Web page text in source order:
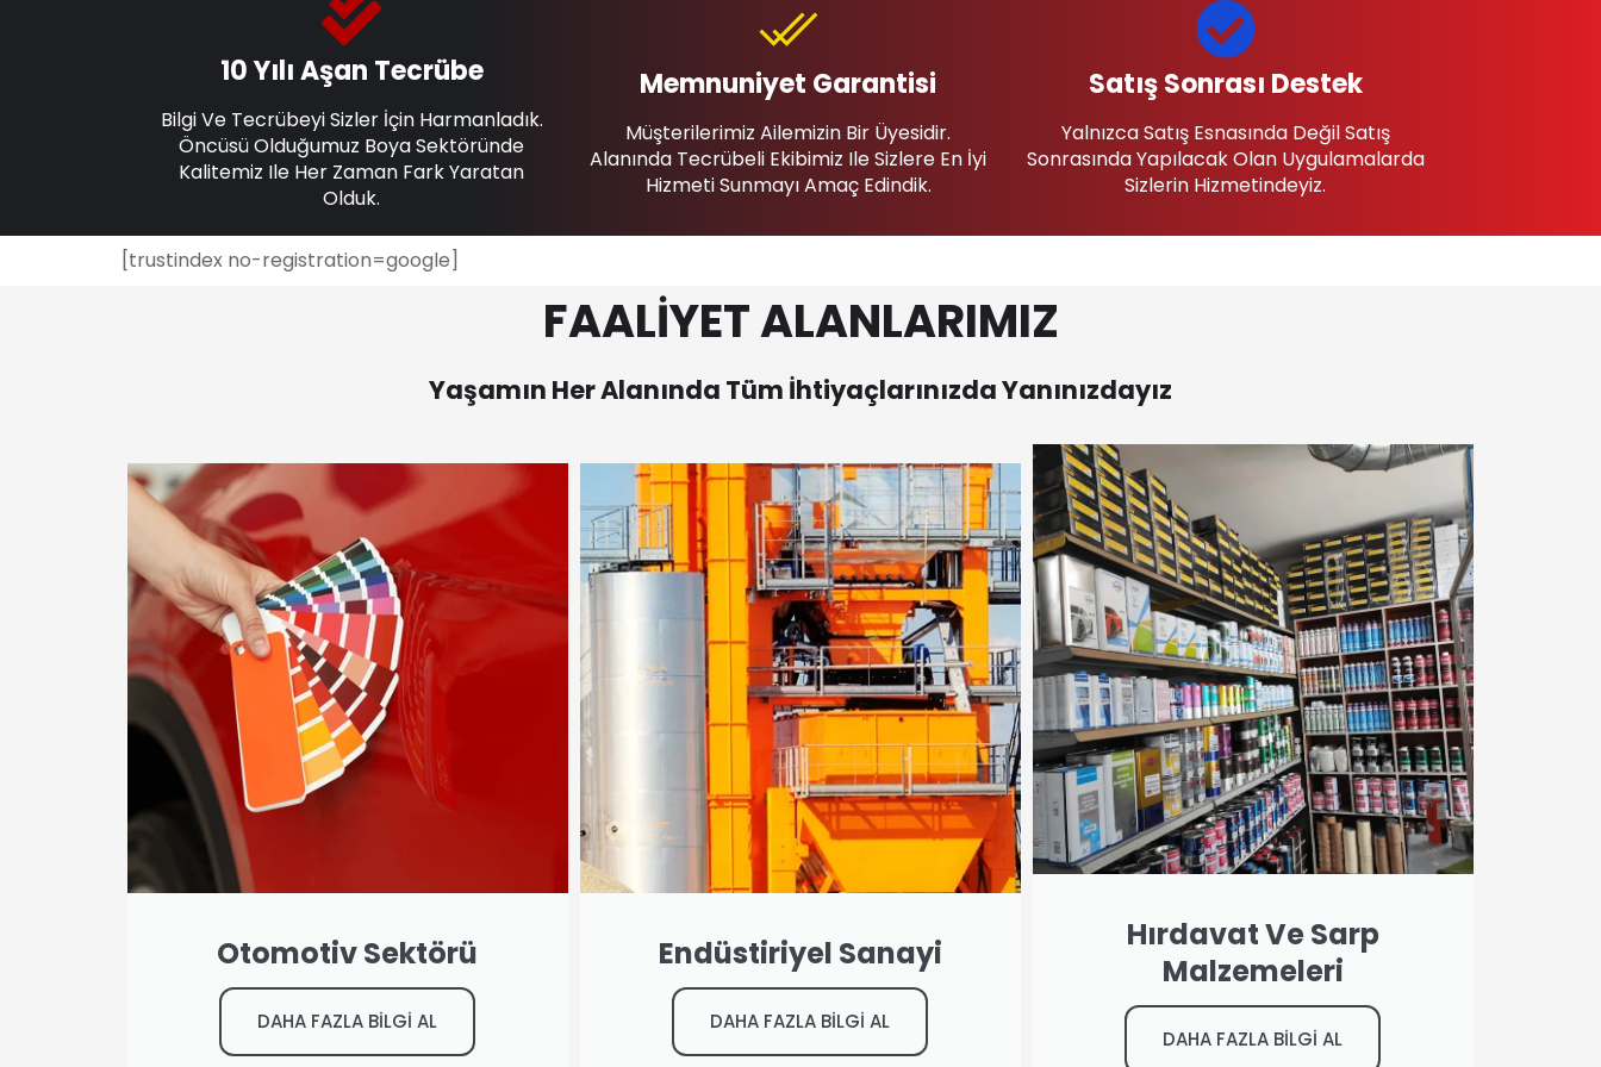
10 Yılı Aşan Tecrübe
Bilgi Ve Tecrübeyi Sizler İçin Harmanladık.
Öncüsü Olduğumuz Boya Sektöründe
Kalitemiz Ile Her Zaman Fark Yaratan
Olduk.
Memnuniyet Garantisi
Müşterilerimiz Ailemizin Bir Üyesidir.
Alanında Tecrübeli Ekibimiz Ile Sizlere En İyi
Hizmeti Sunmayı Amaç Edindik.
Satış Sonrası Destek
Yalnızca Satış Esnasında Değil Satış
Sonrasında Yapılacak Olan Uygulamalarda
Sizlerin Hizmetindeyiz.
[trustindex no-registration=google]
FAALİYET ALANLARIMIZ
Yaşamın Her Alanında Tüm İhtiyaçlarınızda Yanınızdayız
Otomotiv Sektörü
DAHA FAZLA BİLGİ AL
Endüstiriyel Sanayi
DAHA FAZLA BİLGİ AL
Hırdavat Ve Sarp
Malzemeleri
DAHA FAZLA BİLGİ AL